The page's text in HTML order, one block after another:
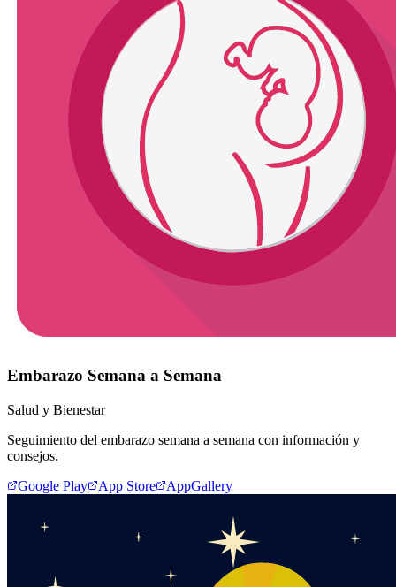
Embarazo Semana a Semana
Salud y Bienestar
Seguimiento del embarazo semana a semana con información y
consejos.
Google Play
App Store AppGallery